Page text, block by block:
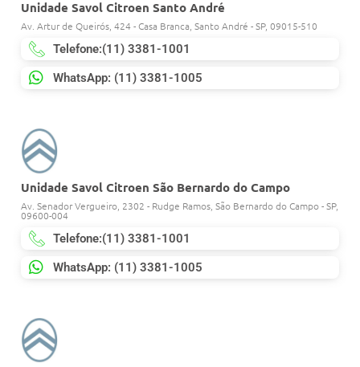
Unidade Savol Citroen Santo André
Av. Artur de Queirós, 424 - Casa Branca, Santo André - SP, 09015-510
Telefone:(11) 3381-1001
WhatsApp: (11) 3381-1005
Unidade Savol Citroen São Bernardo do Campo
Av. Senador Vergueiro, 2302 - Rudge Ramos, São Bernardo do Campo - SP,
09600-004
Telefone:(11) 3381-1001
WhatsApp: (11) 3381-1005